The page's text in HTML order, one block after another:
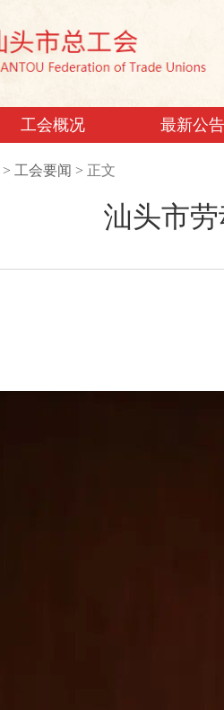
工会概况 最新公告
> 工会要闻 > 正文
汕头市